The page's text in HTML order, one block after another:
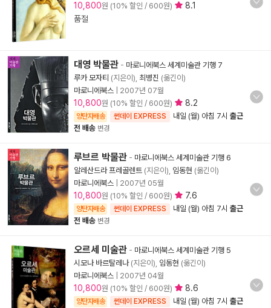
10,800원 (10% 할인 / 600원)
8.1
품절
대영 박물관 - 마로니에북스 세계미술관 기행 7
루카 모자티 (지은이), 최병진 (옮긴이)
마로니에북스
2007년 07월
10,800원 (10% 할인 / 600원) 8.2
양탄자배송 썬데이 EXPRESS 내일 (월) 아침 7시 출근
전 배송 변경
루브르 박물관 - 마로니에북스 세계미술관 기행 6
알레산드라 프레골렌트 (지은이), 임동현 (옮긴이)
마로니에북스
2007년 05월
10,800원 (10% 할인 / 600원) 7.6
양탄자배송 썬데이 EXPRESS 내일 (월) 아침 7시 출근
전 배송 변경
오르세 미술관 - 마로니에북스 세계미술관 기행 5
시모나 바르탈레나(지은이), 임동현 (옮긴이)
마로니에북스
2007년 04월
10,800원 (10% 할인 / 600원) 8.6
양탄자배송 썬데이 EXPRESS 내일 (월) 아침 7시 출근